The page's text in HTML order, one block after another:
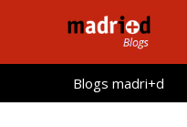
l
Blogs madri+d